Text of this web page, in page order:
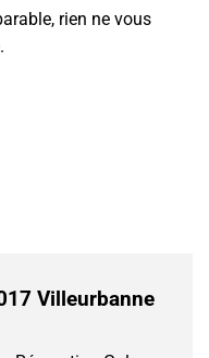
rien ne vous
Villeurbanne